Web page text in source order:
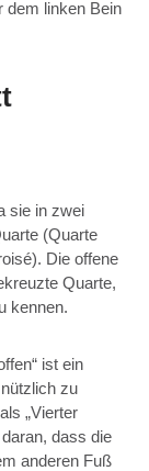
dem linken Bein
sie in zwei
(Quarte
Die offene
Quarte,
kennen.
ist ein
zu
„Vierter
dass die
anderen Fuß